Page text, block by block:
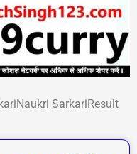
SarkariResult